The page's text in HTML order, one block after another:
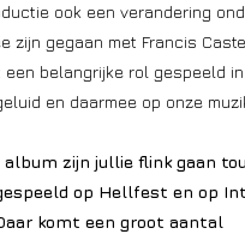
ook een verandering
zijn gegaan met Francis
belangrijke rol gespeeld
en daarmee op onze
zijn jullie flink gaan
op Hellfest en op
komt een groot aantal